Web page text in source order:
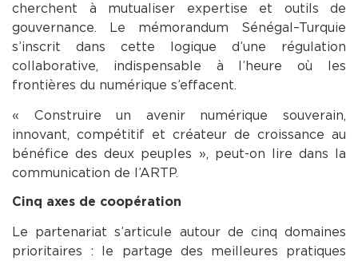
cherchent à mutualiser expertise et outils de
gouvernance. Le mémorandum Sénégal–Turquie
s’inscrit dans cette logique d’une régulation
collaborative, indispensable à l’heure où les
frontières du numérique s’effacent.
« Construire un avenir numérique souverain,
innovant, compétitif et créateur de croissance au
bénéfice des deux peuples », peut-on lire dans la
communication de l’ARTP.
Cinq axes de coopération
Le partenariat s’articule autour de cinq domaines
prioritaires : le partage des meilleures pratiques